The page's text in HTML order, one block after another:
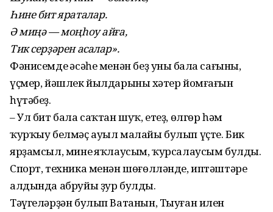
Һине бит яраталар.
Ә миңә — моңһоу айға,
Тик серҙәрен асалар».
Фәнисемдең әсәһе менән беҙ уның бала сағының,
үҫмер, йәшлек йылдарының хәтер йомғағын
һүтәбеҙ.
– Ул бит бала саҡтан шуҡ, етеҙ, өлгөр һәм
ҡурҡыу белмәҫ ауыл малайы булып үҫте. Бик
ярҙамсыл, минең яҡлаусым, ҡурсалаусым булды.
Спорт, техника менән шөғөлләнде, иптәштәре
алдында абруйы ҙур булды.
Тәүгеләрҙән булып Ватанын, Тыуған илен